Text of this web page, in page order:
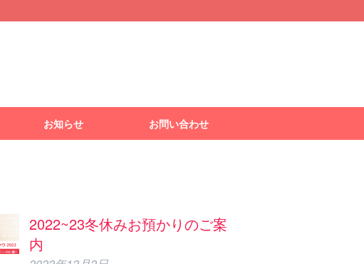
お知らせ お問い合わせ
2022~23冬休みお預かりのご案
内